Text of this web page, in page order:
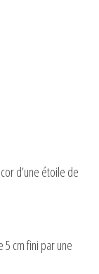
d’une étoile de
5 cm fini par une